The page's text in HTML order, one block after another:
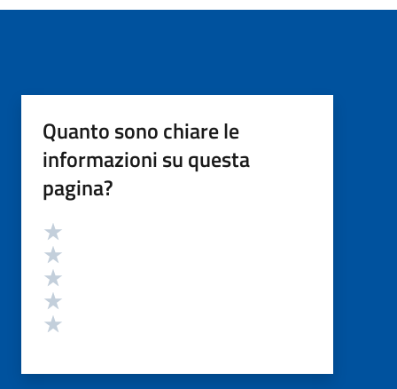
Quanto sono chiare le
informazioni su questa
pagina?
Valutazione